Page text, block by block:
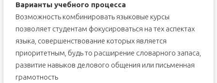
Варианты учебного процесса
Возможность комбинировать языковые курсы
позволяет студентам фокусироваться на тех аспектах
языка, совершенствование которых является
приоритетным, будь то расширение словарного запаса,
развитие навыков делового общения или письменная
грамотность